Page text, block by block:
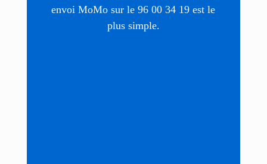
envoi MoMo sur le 96 00 34 19 est le
plus simple.